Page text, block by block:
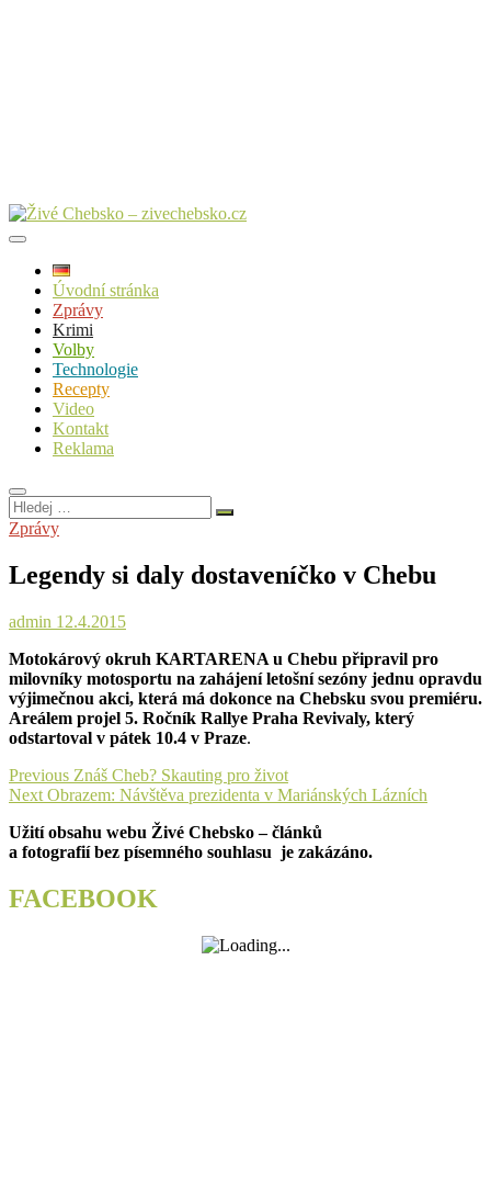
Úvodní stránka
Zprávy
Krimi
Volby
Technologie
Recepty
Video
Kontakt
Reklama
Hledej
…
Zprávy
Legendy si daly dostaveníčko v Chebu
admin 12.4.2015
Motokárový okruh KARTARENA u Chebu připravil pro
milovníky motosportu na zahájení letošní sezóny jednu opravdu
výjimečnou akci, která má dokonce na Chebsku svou premiéru.
Areálem projel 5. Ročník Rallye Praha Revivaly, který
odstartoval v pátek 10.4 v Praze.
Navigace
pro
příspěvek
Previous Previous
post:
Znáš Cheb? Skauting pro život
Next Next
Obrazem: Návštěva prezidenta v Mariánských Lázních
Užití obsahu webu Živé Chebsko – článků
a fotografií bez písemného souhlasu je zakázáno.
FACEBOOK